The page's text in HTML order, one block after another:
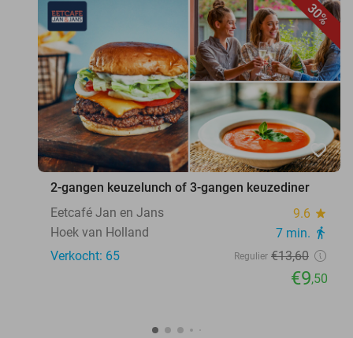
30%
favorite_border
2-gangen keuzelunch of 3-gangen keuzediner
Eetcafé Jan en Jans
9.6 star
Hoek van Holland 7 min. directions_walk
Verkocht: 65 Regulier €13,60
€9,50